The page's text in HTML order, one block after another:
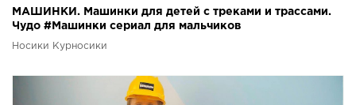
МАШИНКИ. Машинки для детей с треками и трассами.
Чудо #Машинки сериал для мальчиков
Носики Курносики